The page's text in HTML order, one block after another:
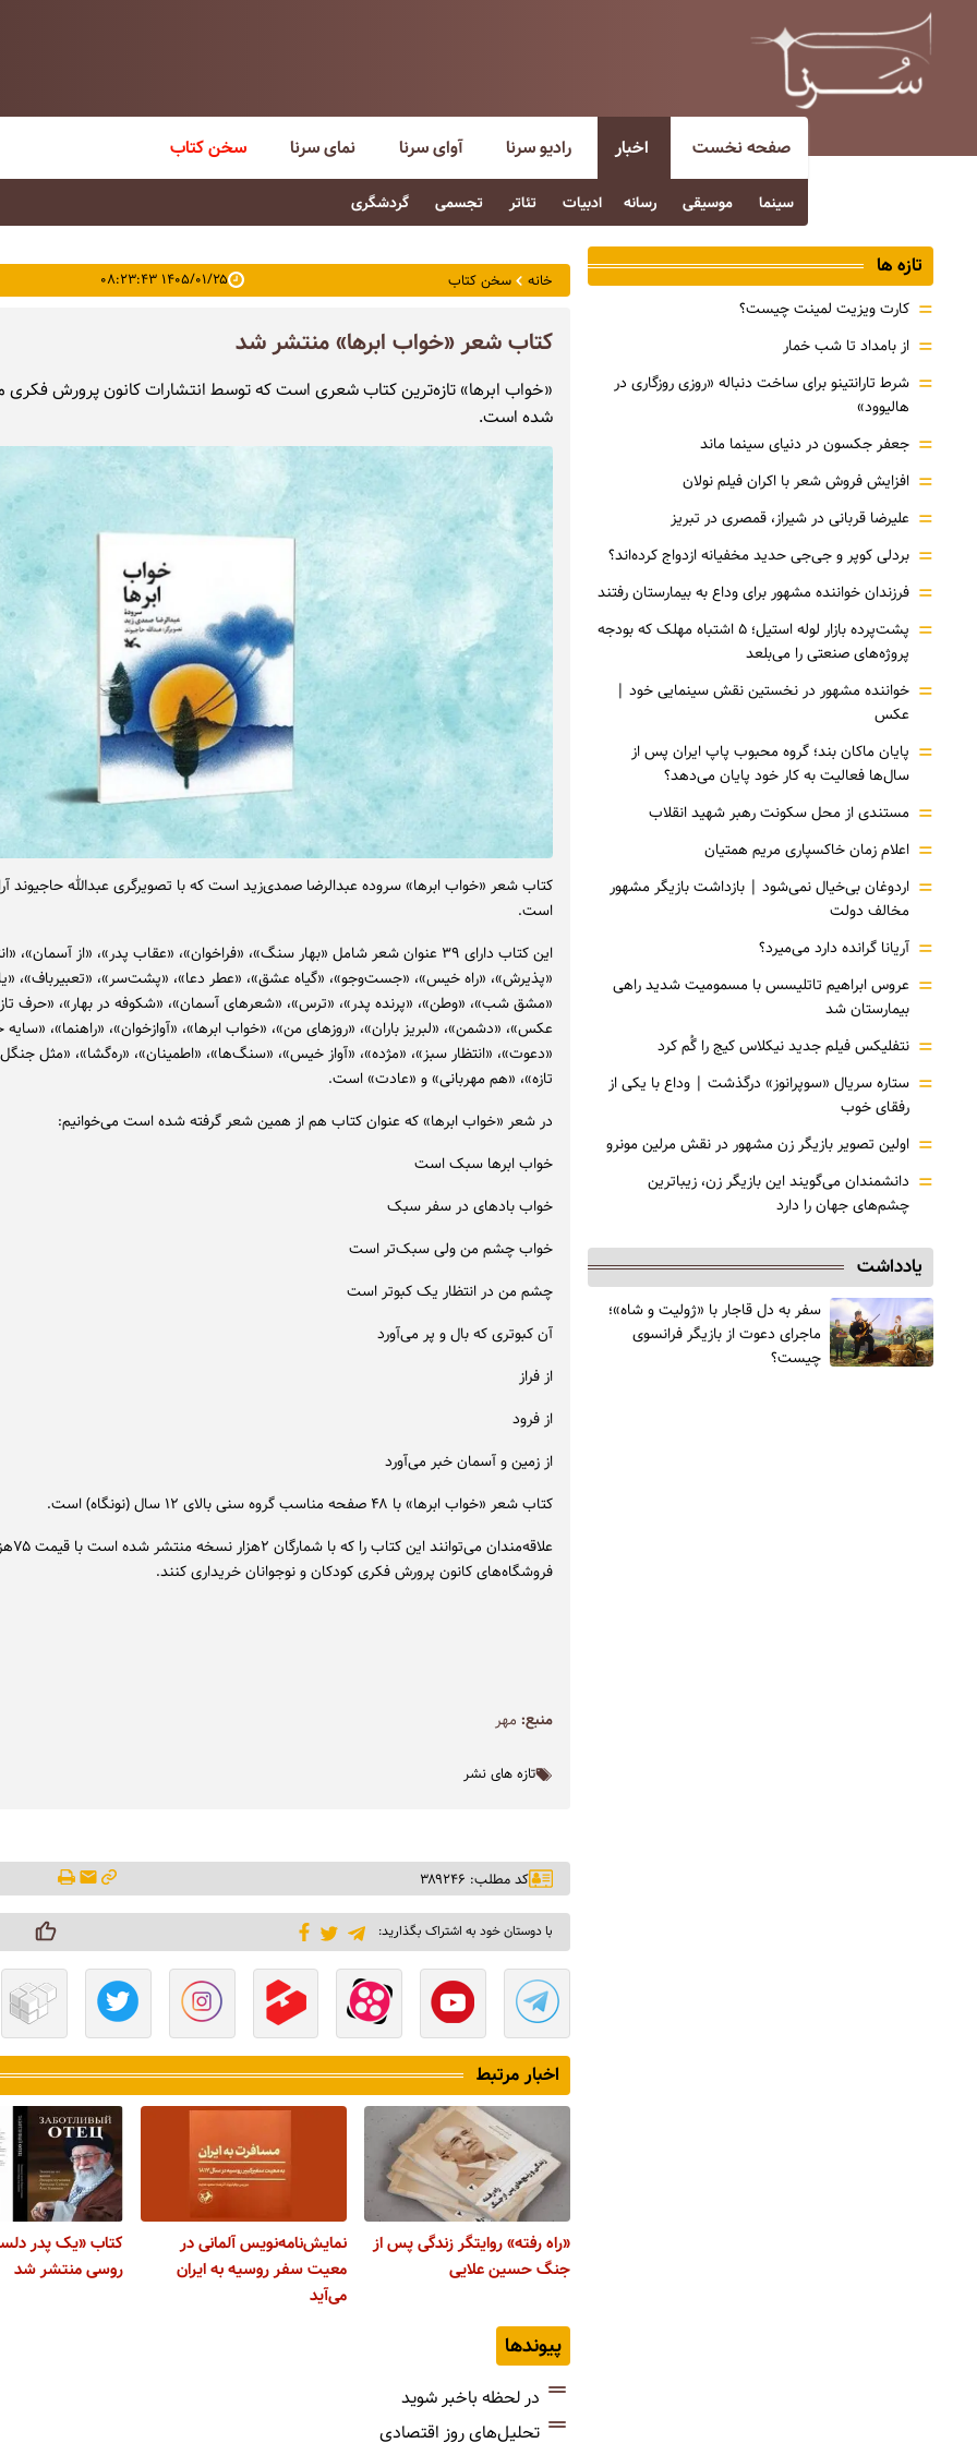
صفحه نخست اخبار
سینما موسیقی رسانه ادبیات تئاتر تجسمی گردشگری
رادیو سرنا آوای سرنا نمای سرنا سخن کتاب
خانه سخن کتاب ۱۴۰۵/۰۱/۲۵ ۰۸:۲۳:۴۳
کتاب شعر «خواب ابرها» منتشر شد
«خواب ابرها» تازه‌ترین کتاب شعری است که توسط انتشارات کانون پرورش فکری
شده است.
کتاب شعر «خواب ابرها» سروده عبدالرضا صمدی‌زید است که با تصویرگری عبدالله حاجیوند
است.
این کتاب دارای ۳۹ عنوان شعر شامل «بهار سنگ»، «فراخوان»، «عقاب پدر»، «از آسمان»،
«پذیرش»، «راه خیس»، «جست‌وجو»، «گیاه عشق»، «عطر دعا»، «پشت‌سر»، «تعبیرباف»،
«مشق شب»، «وطن»، «پرنده پدر»، «ترس»، «شعرهای آسمان»، «شکوفه در بهار»، «حرف
عکس»، «دشمن»، «لبریز باران»، «روزهای من»، «خواب ابرها»، «آوازخوان»، «راهنما»،
«دعوت»، «انتظار سبز»، «مژده»، «آواز خیس»، «سنگ‌ها»، «اطمینان»، «ره‌گشا»، «مثل
تازه»، «هم مهربانی» و «عادت» است.
در شعر «خواب ابرها» که عنوان کتاب هم از همین شعر گرفته شده است می‌خوانیم:
خواب ابرها سبک است
خواب بادهای در سفر سبک
خواب چشم من ولی سبک‌تر است
چشم من در انتظار یک کبوتر است
آن کبوتری که بال و پر می‌آورد
از فراز
از فرود
از زمین و آسمان خبر می‌آورد
کتاب شعر «خواب ابرها» با ۴۸ صفحه مناسب گروه سنی بالای ۱۲ سال (نونگاه) است.
علاقه‌مندان
فروشگاه‌های کانون پرورش فکری کودکان و نوجوانان خریداری کنند.
منبع: مهر
تازه های نشر
کد مطلب: ۳۸۹۲۴۶
با دوستان خود به اشتراک بگذارید:
اخبار مرتبط
«راه رفته» روایتگر زندگی پس از
جنگ حسین علایی
نمایش‌نامه‌نویس آلمانی در
معیت سفر روسیه به ایران
می‌آید
کتاب «یک پدر
روسی منتشر شد
پیوندها
در لحظه باخبر شوید
تحلیل‌های روز اقتصادی
تازه ها
= کارت ویزیت لمینت چیست؟
= از بامداد تا شب خمار
= شرط تارانتینو برای ساخت دنباله «روزی روزگاری در
هالیوود»
= جعفر جکسون در دنیای سینما ماند
= افزایش فروش شعر با اکران فیلم نولان
= علیرضا قربانی در شیراز، قمصری در تبریز
= بردلی کوپر و جی‌جی حدید مخفیانه ازدواج کرده‌اند؟
= فرزندان خواننده مشهور برای وداع به بیمارستان رفتند
=
پشت‌پرده بازار لوله استیل؛ ۵ اشتباه مهلک که بودجه
پروژه‌های صنعتی را می‌بلعد
= خواننده مشهور در نخستین نقش سینمایی خود |‌
عکس
= پایان ماکان بند؛ گروه محبوب پاپ ایران پس از
سال‌ها فعالیت به کار خود پایان می‌دهد؟
= مستندی از محل سکونت رهبر شهید انقلاب
= اعلام زمان خاکسپاری مریم همتیان
= اردوغان بی‌خیال نمی‌شود | بازداشت بازیگر مشهور
مخالف دولت
= آریانا گرانده دارد می‌میرد؟
= عروس ابراهیم تاتلیسس با مسمومیت شدید راهی
بیمارستان شد
= نتفلیکس فیلم جدید نیکلاس کیج را گُم کرد
= ستاره سریال «سوپرانوز» درگذشت | وداع با یکی از
رفقای خوب
= اولین تصویر بازیگر زن مشهور در نقش مرلین مونرو
= دانشمندان می‌گویند این بازیگر زن، زیباترین
چشم‌های جهان را دارد
یادداشت
سفر به دل قاجار با «ژولیت و شاه»؛
ماجرای دعوت از ‌بازیگر فرانسوی
چیست؟